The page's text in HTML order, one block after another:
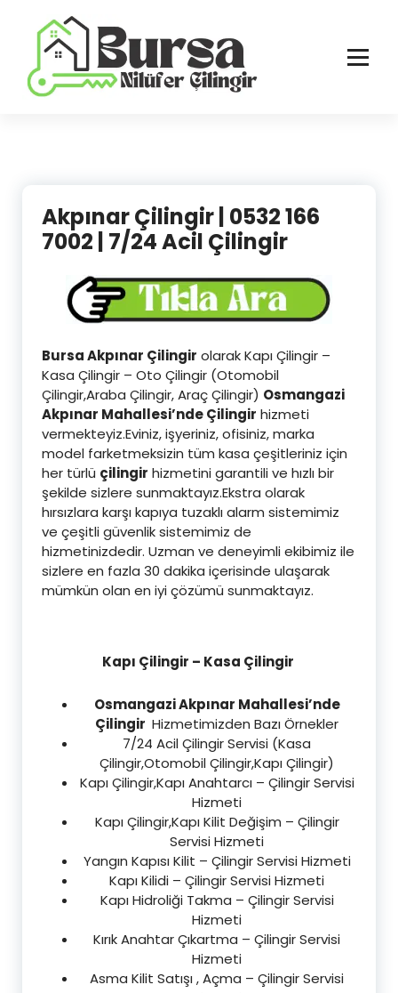
Akpınar Çilingir | 0532 166
7002 | 7/24 Acil Çilingir
Bursa Akpınar Çilingir olarak Kapı Çilingir –
Kasa Çilingir – Oto Çilingir (Otomobil
Çilingir,Araba Çilingir, Araç Çilingir) Osmangazi
Akpınar Mahallesi’nde Çilingir hizmeti
vermekteyiz.Eviniz, işyeriniz, ofisiniz, marka
model farketmeksizin tüm kasa çeşitleriniz için
her türlü çilingir hizmetini garantili ve hızlı bir
şekilde sizlere sunmaktayız.Ekstra olarak
hırsızlara karşı kapıya tuzaklı alarm sistemimiz
ve çeşitli güvenlik sistemimiz de
hizmetinizdedir. Uzman ve deneyimli ekibimiz ile
sizlere en fazla 30 dakika içerisinde ulaşarak
mümkün olan en iyi çözümü sunmaktayız.
Kapı Çilingir – Kasa Çilingir
Osmangazi Akpınar Mahallesi’nde
Çilingir Hizmetimizden Bazı Örnekler
7/24 Acil Çilingir Servisi (Kasa
Çilingir,Otomobil Çilingir,Kapı Çilingir)
Kapı Çilingir,Kapı Anahtarcı – Çilingir Servisi
Hizmeti
Kapı Çilingir,Kapı Kilit Değişim – Çilingir
Servisi Hizmeti
Yangın Kapısı Kilit – Çilingir Servisi Hizmeti
Kapı Kilidi – Çilingir Servisi Hizmeti
Kapı Hidroliği Takma – Çilingir Servisi
Hizmeti
Kırık Anahtar Çıkartma – Çilingir Servisi
Hizmeti
Asma Kilit Satışı , Açma – Çilingir Servisi